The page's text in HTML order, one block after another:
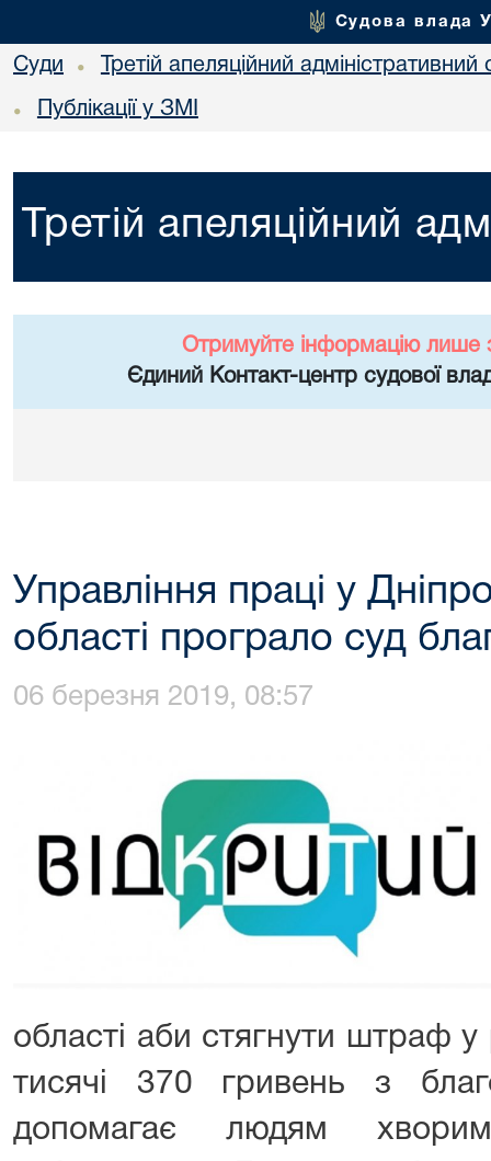
Судова влада
Суди • Третій апеляційний адміністративний
• Публікації у ЗМІ
Третій апеляційний
Отримуйте інформацію лише
Єдиний Контакт-центр судової
Управління праці у
області програло суд
06 березня 2019, 08:57
області аби стягнути штраф у
тисячі 370 гривень з
допомагає людям